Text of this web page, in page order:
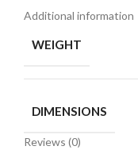
Additional information
WEIGHT
DIMENSIONS
Reviews (0)